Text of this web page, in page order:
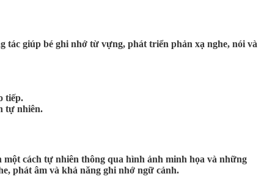
tác giúp bé ghi nhớ từ vựng, phát triển phản xạ nghe, nói và
tiếp.
tự nhiên.
cách tự nhiên thông qua hình ảnh minh họa và những
phát âm và khả năng ghi nhớ ngữ cảnh.